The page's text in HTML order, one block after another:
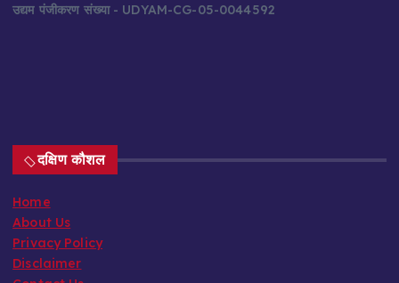
उद्यम पंजीकरण संख्या- UDYAM-CG-05-0044592
दक्षिण कौशल
Home
About Us
Privacy Policy
Disclaimer